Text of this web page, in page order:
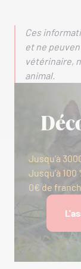
Ces
et ne
vétérinaire,
animal.
Jusqu’à
Jusqu’à
0€ de